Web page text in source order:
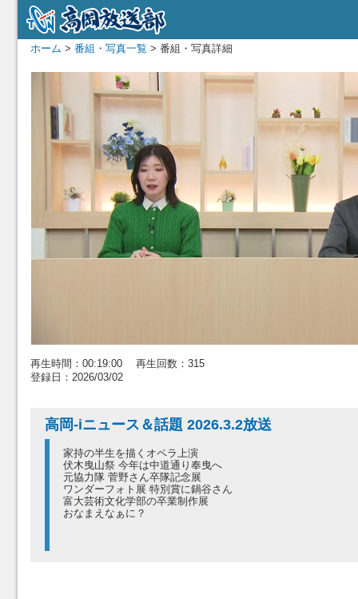
ホーム > 番組・写真一覧 > 番組・写真詳細
再生時間：00:19:00 再生回数：315
登録日：2026/03/02
高岡-iニュース＆話題 2026.3.2放送
家持の半生を描くオペラ上演
伏木曳山祭 今年は中道通り奉曳へ
元協力隊 菅野さん卒隊記念展
ワンダーフォト展 特別賞に鍋谷さん
富大芸術文化学部の卒業制作展
おなまえなぁに？